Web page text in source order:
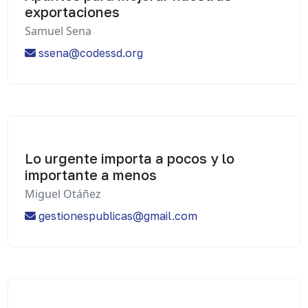
exportaciones
Samuel Sena
ssena@codessd.org
Lo urgente importa a pocos y lo
importante a menos
Miguel Otáñez
gestionespublicas@gmail.com